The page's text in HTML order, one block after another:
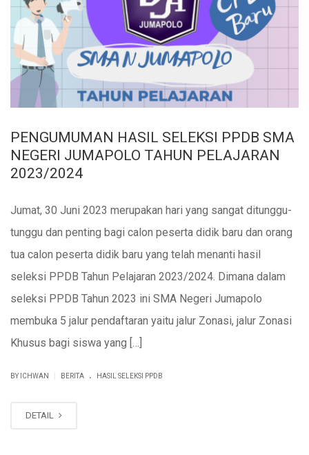
PENGUMUMAN HASIL SELEKSI PPDB SMA
NEGERI JUMAPOLO TAHUN PELAJARAN
2023/2024
Jumat, 30 Juni 2023 merupakan hari yang sangat ditunggu-
tunggu dan penting bagi calon peserta didik baru dan orang
tua calon peserta didik baru yang telah menanti hasil
seleksi PPDB Tahun Pelajaran 2023/2024. Dimana dalam
seleksi PPDB Tahun 2023 ini SMA Negeri Jumapolo
membuka 5 jalur pendaftaran yaitu jalur Zonasi, jalur Zonasi
Khusus bagi siswa yang […]
BY ICHWAN BERITA . HASIL SELEKSI PPDB
DETAIL